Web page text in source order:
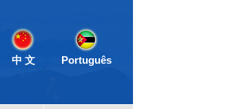
中 文 Português